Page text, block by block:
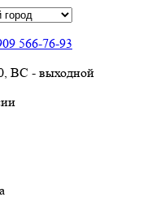
566-76-93
ВС - выходной